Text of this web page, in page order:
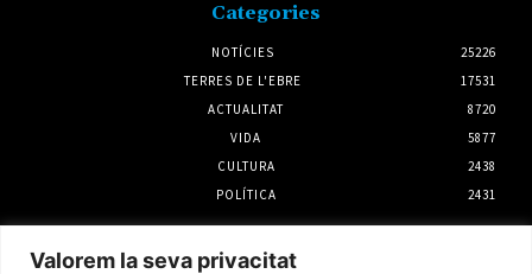
Valorem la seva privacitat
Categories
NOTÍCIES
25226
TERRES DE L'EBRE
17531
ACTUALITAT
8720
VIDA
5877
CULTURA
2438
POLÍTICA
2431